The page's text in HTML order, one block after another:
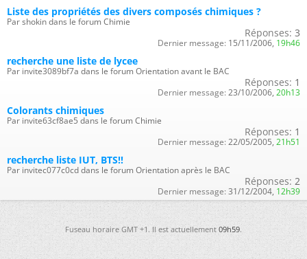
Liste des propriétés des divers composés chimiques ?
Par shokin dans le forum Chimie
Réponses: 3
Dernier message: 15/11/2006, 19h46
recherche une liste de lycee
Par invite3089bf7a dans le forum Orientation avant le BAC
Réponses: 1
Dernier message: 23/10/2006, 20h13
Colorants chimiques
Par invite63cf8ae5 dans le forum Chimie
Réponses: 1
Dernier message: 22/05/2005, 21h51
recherche liste IUT, BTS!!
Par invitec077c0cd dans le forum Orientation après le BAC
Réponses: 2
Dernier message: 31/12/2004, 12h39
Fuseau horaire GMT +1. Il est actuellement09h59.